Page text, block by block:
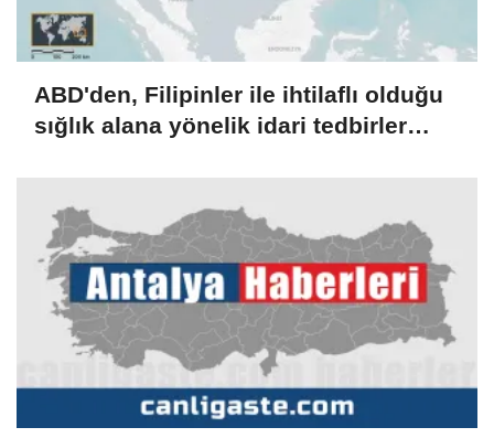
ABD'den, Filipinler ile ihtilaflı olduğu
sığlık alana yönelik idari tedbirler